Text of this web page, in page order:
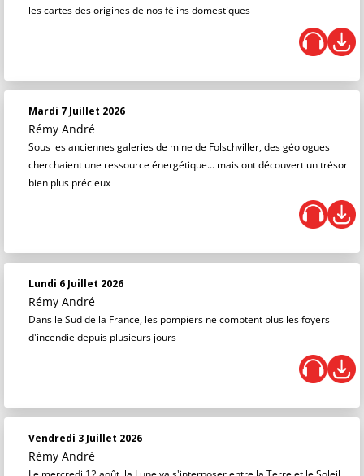
les cartes des origines de nos félins domestiques
Mardi 7 Juillet 2026
Rémy André
Sous les anciennes galeries de mine de Folschviller, des géologues
cherchaient une ressource énergétique... mais ont découvert un trésor
bien plus précieux
Lundi 6 Juillet 2026
Rémy André
Dans le Sud de la France, les pompiers ne comptent plus les foyers
d'incendie depuis plusieurs jours
Vendredi 3 Juillet 2026
Rémy André